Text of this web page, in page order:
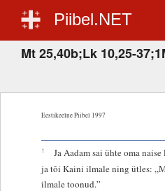
Piibel.NET
Mt 25,40b;Lk 10,25-
Eestikeelne Piibel 1997
1
Ja Aadam sai ühte oma
ja tõi Kaini ilmale ning ütles:
ilmale toonud.”